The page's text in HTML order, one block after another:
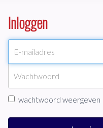
Inloggen
wachtwoord weergeven